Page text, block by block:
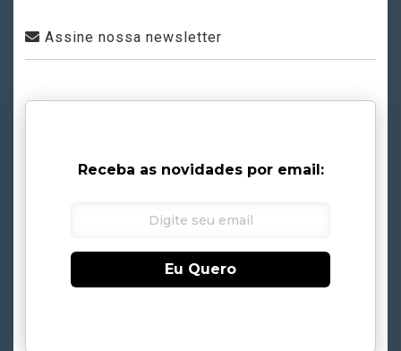
Assine nossa newsletter
Receba as novidades por email:
Eu Quero